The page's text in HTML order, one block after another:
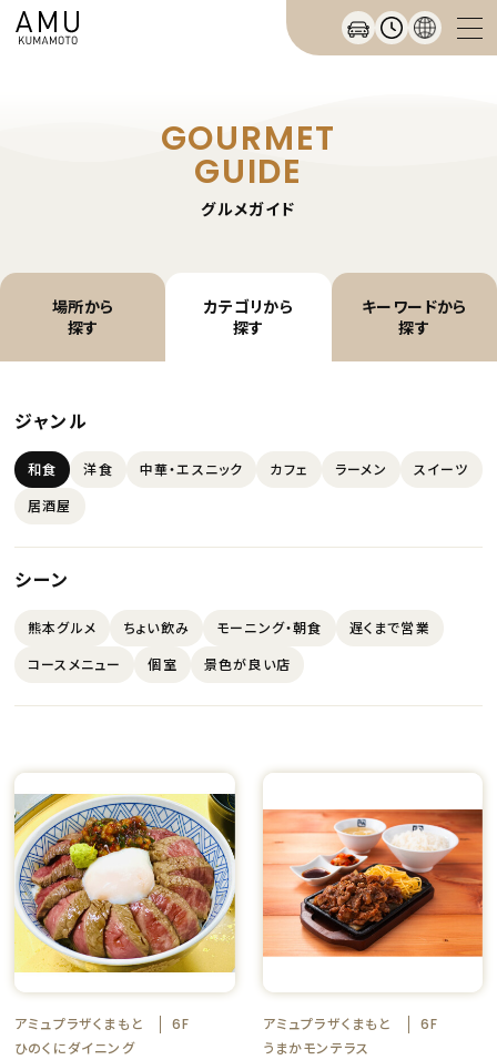
GOURMET
GUIDE
グルメガイド
場所から
探す
カテゴリから
探す
キーワードから
探す
ジャンル
和食 洋食 中華・エスニック カフェ ラーメン
スイーツ
居酒屋
シーン
熊本グルメ ちょい飲み モーニング・朝食
遅くまで営業
コースメニュー
個室 景色が良い店
アミュプラザくまもと
6F
ひのくにダイニング
アミュプラザくまもと
6F
うまかモンテラス